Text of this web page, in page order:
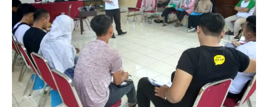
Dalam
Perspektif
Keadilan
Gender